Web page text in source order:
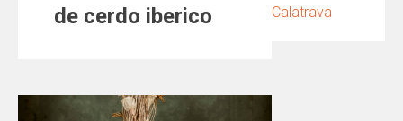
de cerdo iberico
Calatrava